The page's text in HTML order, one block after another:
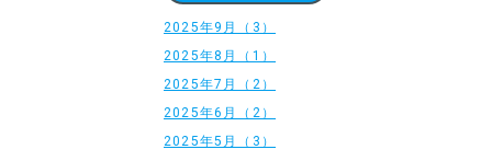
2025年9月（3）
2025年8月（1）
2025年7月（2）
2025年6月（2）
2025年5月（3）